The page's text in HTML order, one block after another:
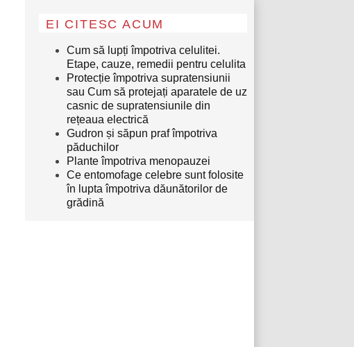
EI CITESC ACUM
Cum să lupți împotriva celulitei.
Etape, cauze, remedii pentru celulita
Protecție împotriva supratensiunii
sau Cum să protejați aparatele de uz
casnic de supratensiunile din
rețeaua electrică
Gudron și săpun praf împotriva
păduchilor
Plante împotriva menopauzei
Ce entomofage celebre sunt folosite
în lupta împotriva dăunătorilor de
grădină